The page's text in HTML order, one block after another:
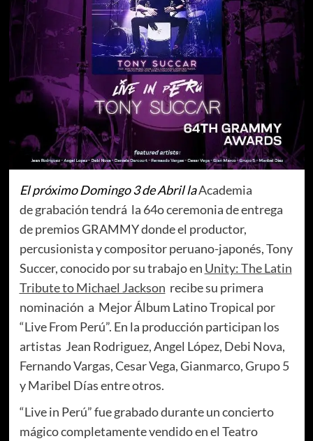
El próximo Domingo 3 de Abril laAcademia
de grabación tendrá la 64o ceremonia de entrega
de premios GRAMMY donde el productor,
percusionista y compositor peruano-japonés, Tony
Succer, conocido por su trabajo en Unity: The Latin
Tribute to Michael Jackson recibe su primera
nominación a Mejor Álbum Latino Tropical por
“Live From Perú”. En la producción participan los
artistas Jean Rodriguez, Angel López, Debi Nova,
Fernando Vargas, Cesar Vega, Gianmarco, Grupo 5
y Maribel Días entre otros.
“Live in Perú” fue grabado durante un concierto
mágico completamente vendido en el Teatro